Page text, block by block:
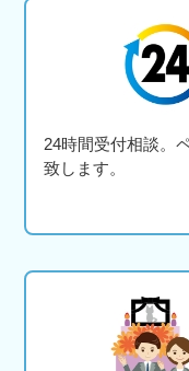
24時間受付相談。
致します。